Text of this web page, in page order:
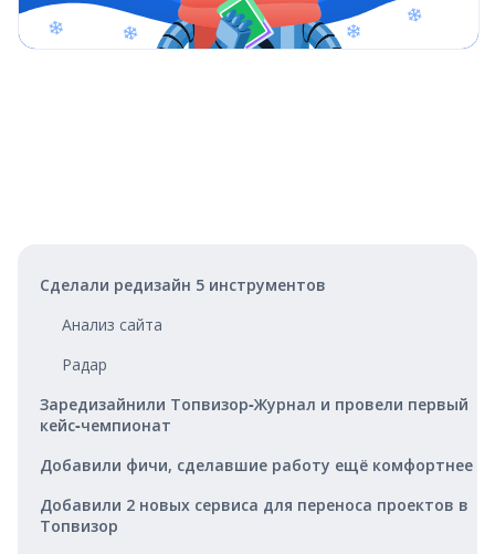
Сделали редизайн 5 инструментов
Анализ сайта
Радар
Заредизайнили Топвизор‑Журнал и провели первый
кейс‑чемпионат
Добавили фичи, сделавшие работу ещё комфортнее
Добавили 2 новых сервиса для переноса проектов в
Топвизор